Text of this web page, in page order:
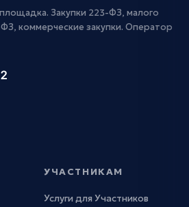
Закупки 223-ФЗ, малого
коммерческие закупки. Оператор
УЧАСТНИКАМ
Услуги для Участников